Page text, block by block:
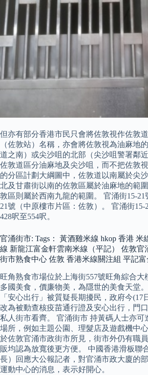
但亦有部分香港市民只會將佐敦視作佐敦
（佐敦站）名稱，亦會將佐敦視為油麻地
道之南）或尖沙咀的北部（尖沙咀警署鄰
佐敦道區分油麻地及尖沙咀，而不把佐敦
的分區計劃大綱圖中，佐敦道以南屬於尖
北及甘肅街以南的佐敦區屬於油麻地的範
敦區則屬於西南九龍的範圍。 官涌街15-
21號（中原樓市片區：佐敦）。 官涌街15-
428呎至554呎。
官涌街市: Tags： 黃酒雞米線 hkop 香港
線 新龍江富金軒雲南米線（平記） 佐敦官
街市熟食中心 佐敦 香港米線關注組 平記
旺角熟食市場位於上海街557號旺角綜合大
多國美食，價廉物美，為隱世的美食天堂
「安心出行」被質疑長期擾民，政府今(17
改為被動查核疫苗通行證及安心出行，門
私人街市看齊。 官涌街市 持黃碼人士亦可
場所，例如主題公園、理髮店及遊戲機中
於佐敦官涌市政街市所見，街市外仍有職
販均認為放寬後更方便。 中國香港滑板聯
長）回應大公報記者，對官涌市政大廈的
運動中心的消息，表示好開心。